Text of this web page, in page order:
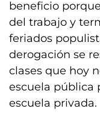
beneficio
del trabajo y
feriados
derogación se
clases que hoy
escuela pública
escuela privada.